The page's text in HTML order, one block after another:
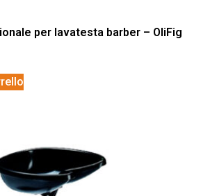
per lavatesta barber – OliFig